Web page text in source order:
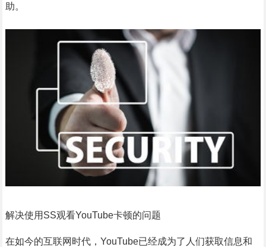
助。
解决使用SS观看YouTube卡顿的问题
在如今的互联网时代，YouTube已经成为了人们获取信息和